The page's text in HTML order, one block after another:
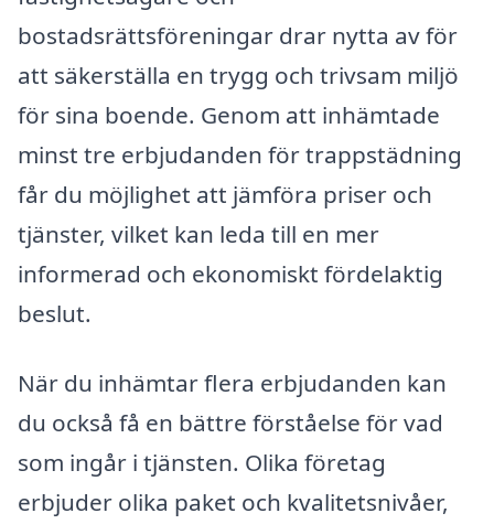
bostadsrättsföreningar drar nytta av för
att säkerställa en trygg och trivsam miljö
för sina boende. Genom att inhämtade
minst tre erbjudanden för trappstädning
får du möjlighet att jämföra priser och
tjänster, vilket kan leda till en mer
informerad och ekonomiskt fördelaktig
beslut.
När du inhämtar flera erbjudanden kan
du också få en bättre förståelse för vad
som ingår i tjänsten. Olika företag
erbjuder olika paket och kvalitetsnivåer,